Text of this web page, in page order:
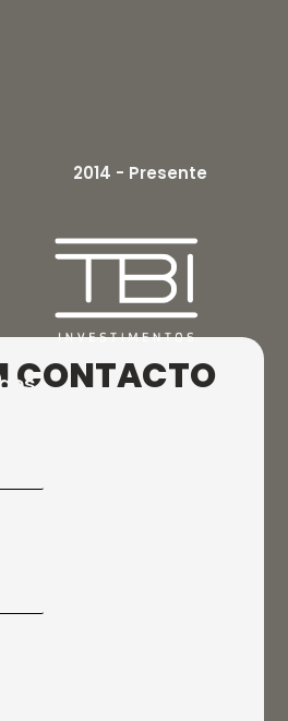
2014 - Presente
CONTACTO